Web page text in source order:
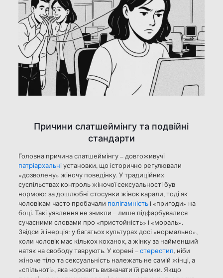
Причини слатшеймінгу та подвійні
стандарти
Головна причина слатшеймінгу – довгоживучі
патріархальніустановки, що історично регулювали
«дозволену» жіночу поведінку. У традиційних
суспільствах контроль жіночої сексуальності був
нормою: за дошлюбні стосунки жінок карали, тоді як
чоловікам часто пробачали полігамністьі «пригоди» на
боці. Такі уявлення не зникли – лише підфарбувалися
сучасними словами про «пристойність» і «мораль».
Звідси й інерція: у багатьох культурах досі «нормально»,
коли чоловік має кількох коханок, а жінку за найменший
натяк на свободу таврують. У корені –стереотип, ніби
жіноче тіло та сексуальність належать не самій жінці, а
«спільноті», яка норовить визначати їй рамки. Якщо